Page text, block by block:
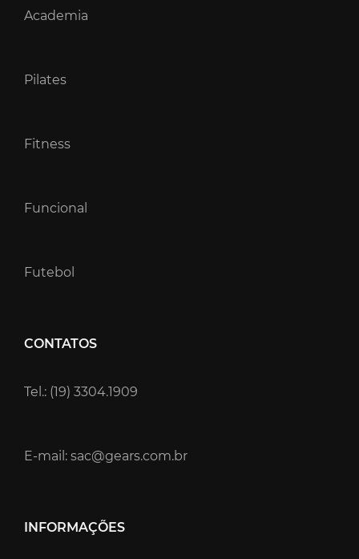
Academia
Pilates
Fitness
Funcional
Futebol
CONTATOS
Tel.: (19) 3304.1909
E-mail: sac@gears.com.br
INFORMAÇÕES